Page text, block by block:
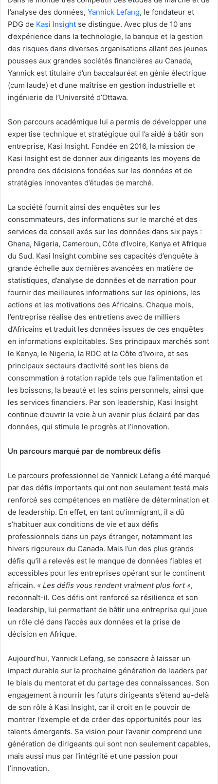
l’analyse des données, Yannick Lefang, le fondateur et
PDG de Kasi Insight se distingue. Avec plus de 10 ans
d’expérience dans la technologie, la banque et la gestion
des risques dans diverses organisations allant des jeunes
pousses aux grandes sociétés financières au Canada,
Yannick est titulaire d’un baccalauréat en génie électrique
(cum laude) et d’une maîtrise en gestion industrielle et
ingénierie de l’Université d’Ottawa.
Son parcours académique lui a permis de développer une
expertise technique et stratégique qui l’a aidé à bâtir son
entreprise, Kasi Insight. Fondée en 2016, la mission de
Kasi Insight est de donner aux dirigeants les moyens de
prendre des décisions fondées sur les données et de
stratégies innovantes d’études de marché.
La société fournit ainsi des enquêtes sur les
consommateurs, des informations sur le marché et des
services de conseil axés sur les données dans six pays :
Ghana, Nigeria, Cameroun, Côte d’Ivoire, Kenya et Afrique
du Sud. Kasi Insight combine ses capacités d’enquête à
grande échelle aux dernières avancées en matière de
statistiques, d’analyse de données et de narration pour
fournir des meilleures informations sur les opinions, les
actions et les motivations des Africains. Chaque mois,
l’entreprise réalise des entretiens avec de milliers
d’Africains et traduit les données issues de ces enquêtes
en informations exploitables. Ses principaux marchés sont
le Kenya, le Nigeria, la RDC et la Côte d’Ivoire, et ses
principaux secteurs d’activité sont les biens de
consommation à rotation rapide tels que l’alimentation et
les boissons, la beauté et les soins personnels, ainsi que
les services financiers. Par son leadership, Kasi Insight
continue d’ouvrir la voie à un avenir plus éclairé par des
données, qui stimule le progrès et l’innovation.
Un parcours marqué par de nombreux défis
Le parcours professionnel de Yannick Lefang a été marqué
par des défis importants qui ont non seulement testé mais
renforcé ses compétences en matière de détermination et
de leadership. En effet, en tant qu’immigrant, il a dû
s’habituer aux conditions de vie et aux défis
professionnels dans un pays étranger, notamment les
hivers rigoureux du Canada. Mais l’un des plus grands
défis qu’il a relevés est le manque de données fiables et
accessibles pour les entreprises opérant sur le continent
africain. « Les défis vous rendent vraiment plus fort »,
reconnaît-il. Ces défis ont renforcé sa résilience et son
leadership, lui permettant de bâtir une entreprise qui joue
un rôle clé dans l’accès aux données et la prise de
décision en Afrique.
Aujourd’hui, Yannick Lefang, se consacre à laisser un
impact durable sur la prochaine génération de leaders par
le biais du mentorat et du partage des connaissances. Son
engagement à nourrir les futurs dirigeants s’étend au-delà
de son rôle à Kasi Insight, car il croit en le pouvoir de
montrer l’exemple et de créer des opportunités pour les
talents émergents. Sa vision pour l’avenir comprend une
génération de dirigeants qui sont non seulement capables,
mais aussi mus par l’intégrité et une passion pour
l’innovation.